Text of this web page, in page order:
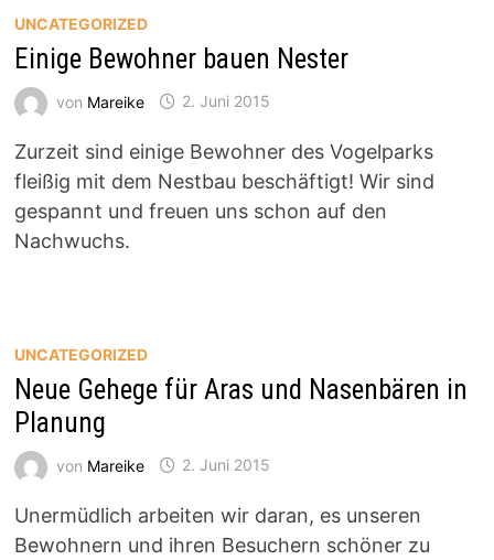
UNCATEGORIZED
Einige Bewohner bauen Nester
von Mareike 2. Juni 2015
Zurzeit sind einige Bewohner des Vogelparks
fleißig mit dem Nestbau beschäftigt! Wir sind
gespannt und freuen uns schon auf den
Nachwuchs.
UNCATEGORIZED
Neue Gehege für Aras und Nasenbären in
Planung
von Mareike 2. Juni 2015
Unermüdlich arbeiten wir daran, es unseren
Bewohnern und ihren Besuchern schöner zu